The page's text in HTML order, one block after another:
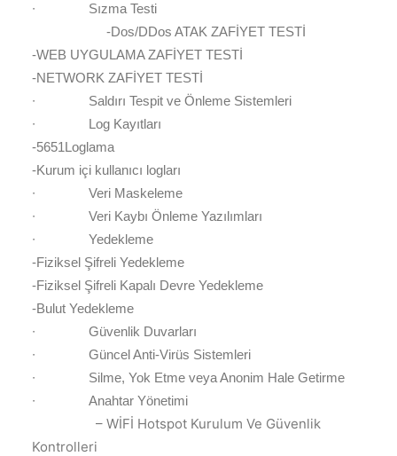
∙
Sızma Testi
-Dos/DDos ATAK ZAFİYET TESTİ
-WEB UYGULAMA ZAFİYET TESTİ
-NETWORK ZAFİYET TESTİ
∙
Saldırı Tespit ve Önleme Sistemleri
∙
Log Kayıtları
-5651Loglama
-Kurum içi kullanıcı logları
∙
Veri Maskeleme
∙
Veri Kaybı Önleme Yazılımları
∙
Yedekleme
-Fiziksel Şifreli Yedekleme
-Fiziksel Şifreli Kapalı Devre Yedekleme
-Bulut Yedekleme
∙
Güvenlik Duvarları
∙
Güncel Anti-Virüs Sistemleri
∙
Silme, Yok Etme veya Anonim Hale Getirme
∙
Anahtar Yönetimi
– WİFİ Hotspot Kurulum Ve Güvenlik
Kontrolleri